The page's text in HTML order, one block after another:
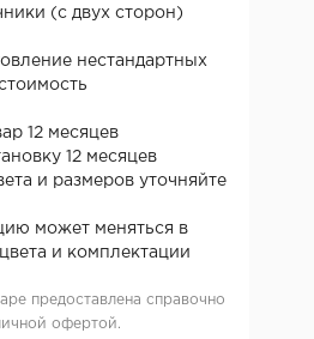
(с двух сторон)
нестандартных
12 месяцев
12 месяцев
и размеров уточняйте
может меняться в
и комплектации
предоставлена справочно
офертой.